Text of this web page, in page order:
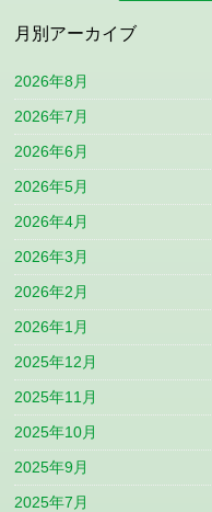
月別アーカイブ
2026年8月
2026年7月
2026年6月
2026年5月
2026年4月
2026年3月
2026年2月
2026年1月
2025年12月
2025年11月
2025年10月
2025年9月
2025年7月